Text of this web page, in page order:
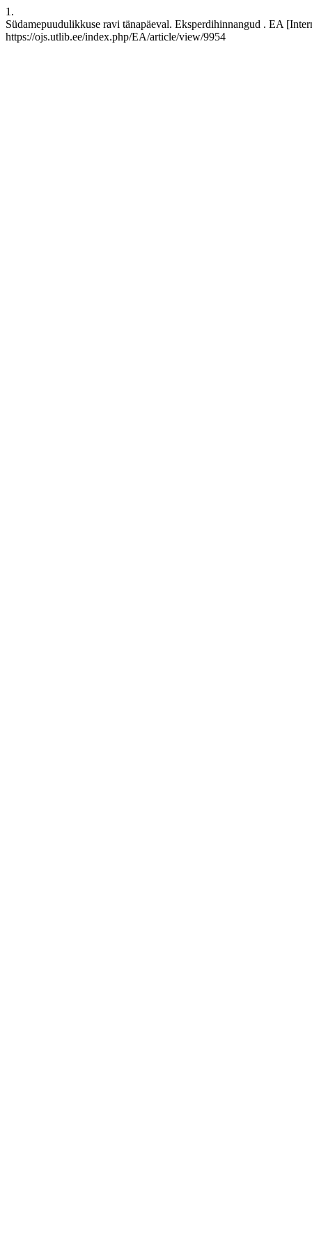
1.
Südamepuudulikkuse ravi tänapäeval. Eksperdihinnangud . EA
https://ojs.utlib.ee/index.php/EA/article/view/9954